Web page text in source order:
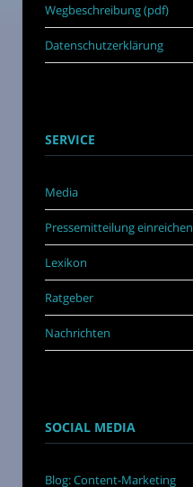
Wegbeschreibung (pdf)
Datenschutzerklärung
SERVICE
Media
Pressemitteilung einreichen
Lexikon
Ratgeber
Nachrichten
SOCIAL MEDIA
Blog: Content-Marketing